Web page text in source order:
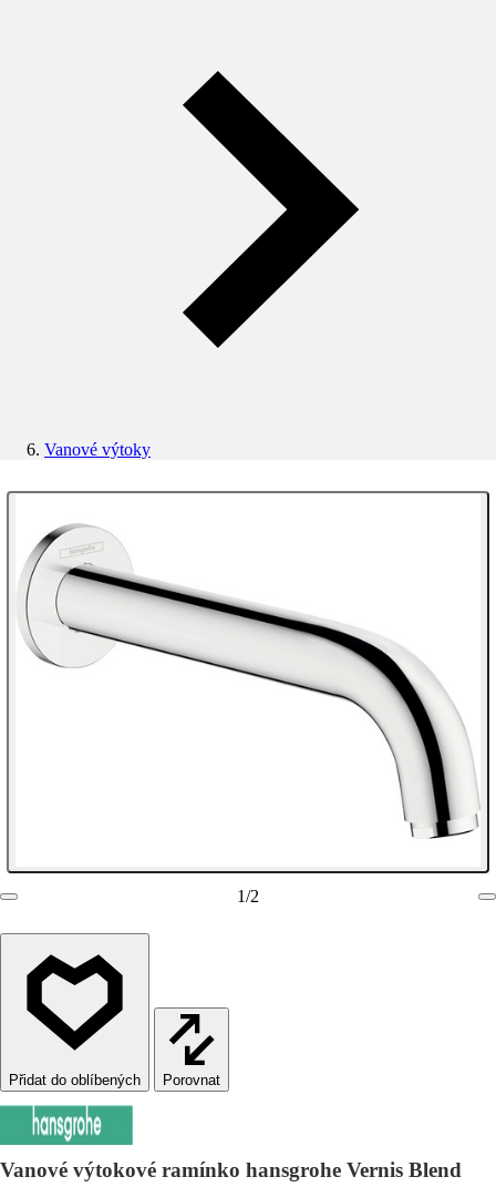
Vanové výtoky
1/2
Porovnat
Vanové výtokové ramínko hansgrohe Vernis Blend